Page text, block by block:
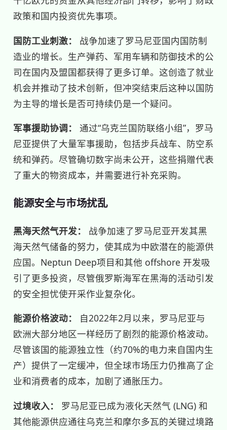
政策和国内投资优先事项。
国防工业刺激：
战争加速了罗马尼亚国内国防制
造业的增长。生产弹药、军用车辆和防御技术的公
司在国内及盟国都获得了更多订单。这创造了就业
机会并推动了技术创新，但冲突结束后这种以国防
为主导的增长是否可持续仍是一个疑问。
军事援助协调：
通过“乌克兰国防联络小组”，罗马
尼亚提供了大量军事援助，包括步兵战车、防空系
统和弹药。尽管确切数字尚未公开，这些捐赠代表
了重大的物资成本，并需要进行补充采购。
能源安全与市场扰乱
黑海天然气开发：
战争加速了罗马尼亚开发其黑
海天然气储备的努力，使其成为中欧潜在的能源供
应国。Neptun Deep项目和其他 offshore 开发吸
引了更多投资，尽管俄罗斯海军在黑海的活动引发
的安全担忧使开采作业复杂化。
能源价格波动：
自2022年2月以来，罗马尼亚与
欧洲大部分地区一样经历了剧烈的能源价格波动。
尽管该国的能源独立性（约70%的电力来自国内生
产）提供了一定缓冲，但全球市场压力仍推高了企
业和消费者的成本，加剧了通胀压力。
过境收入：
罗马尼亚已成为液化天然气 (LNG) 和
其他能源供应通往乌克兰和摩尔多瓦的关键过境路